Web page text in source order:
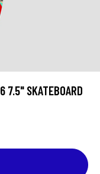
7.5" SKATEBOARD